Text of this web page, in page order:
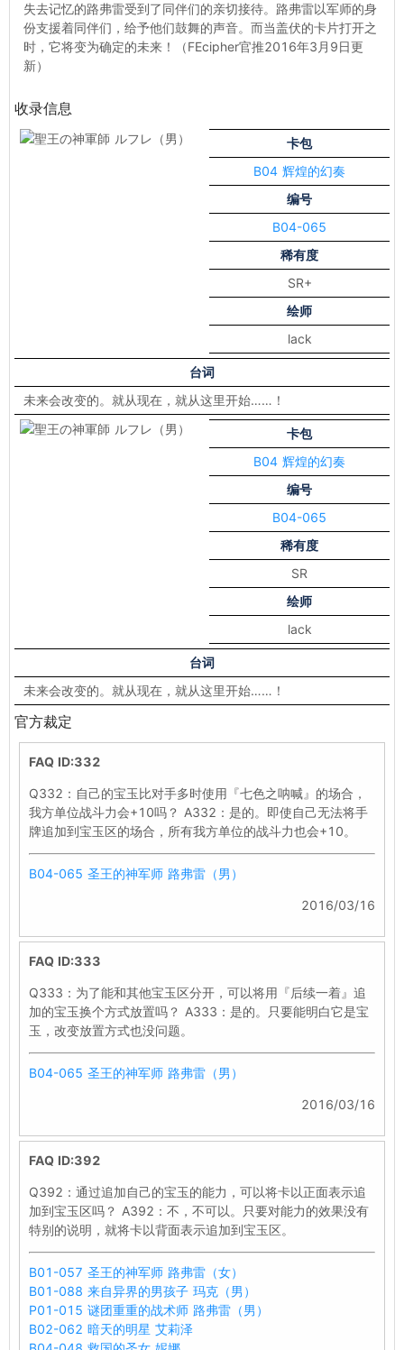
失去记忆的路弗雷受到了同伴们的亲切接待。路弗雷以军师的身
份支援着同伴们，给予他们鼓舞的声音。而当盖伏的卡片打开之
时，它将变为确定的未来！（FEcipher官推2016年3月9日更
新）
收录信息
卡包
B04 辉煌的幻奏
编号
B04-065
稀有度
SR+
绘师
lack
台词
未来会改变的。就从现在，就从这里开始……！
卡包
B04 辉煌的幻奏
编号
B04-065
稀有度
SR
绘师
lack
台词
未来会改变的。就从现在，就从这里开始……！
官方裁定
FAQ ID:332
Q332：自己的宝玉比对手多时使用『七色之呐喊』的场合，
我方单位战斗力会+10吗？ A332：是的。即使自己无法将手
牌追加到宝玉区的场合，所有我方单位的战斗力也会+10。
B04-065 圣王的神军师 路弗雷（男）
2016/03/16
FAQ ID:333
Q333：为了能和其他宝玉区分开，可以将用『后续一着』追
加的宝玉换个方式放置吗？ A333：是的。只要能明白它是宝
玉，改变放置方式也没问题。
B04-065 圣王的神军师 路弗雷（男）
2016/03/16
FAQ ID:392
Q392：通过追加自己的宝玉的能力，可以将卡以正面表示追
加到宝玉区吗？ A392：不，不可以。只要对能力的效果没有
特别的说明，就将卡以背面表示追加到宝玉区。
B01-057 圣王的神军师 路弗雷（女）
B01-088 来自异界的男孩子 玛克（男）
P01-015 谜团重重的战术师 路弗雷（男）
B02-062 暗天的明星 艾莉泽